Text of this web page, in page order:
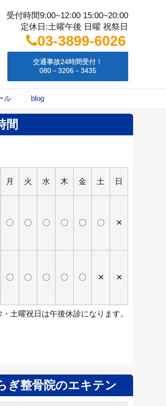
受付時間9:00~12:00 15:00~20:00
定休日:土曜午後 日曜 祝祭日
03-3899-6026
交通事故24時間受付！
080－3206－3435
ル blog
間
月 火 水 木 金 土 日
〇 〇 〇 〇 〇 〇 ✕
〇 〇 〇 〇 〇 ✕ ✕
・土曜祝日は午後休診になります。
ぎ整骨院のエキテン